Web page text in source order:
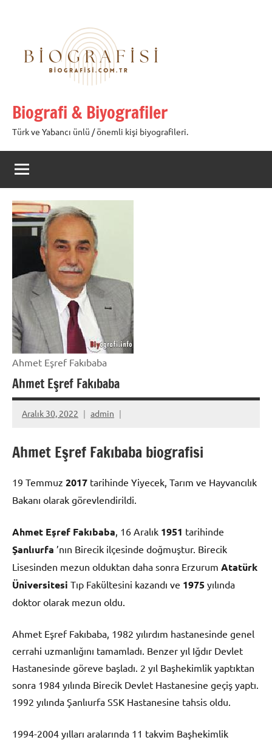
Biografi & Biyografiler
Türk ve Yabancı ünlü / önemli kişi biyografileri.
Ahmet Eşref Fakıbaba
Ahmet Eşref Fakıbaba
Aralık 30, 2022 admin
Ahmet Eşref Fakıbaba biografisi
19 Temmuz 2017 tarihinde Yiyecek, Tarım ve Hayvancılık
Bakanı olarak görevlendirildi.
Ahmet Eşref Fakıbaba , 16 Aralık 1951 tarihinde
Şanlıurfa ’nın Birecik ilçesinde doğmuştur. Birecik
Lisesinden mezun olduktan daha sonra Erzurum Atatürk
Üniversitesi Tıp Fakültesini kazandı ve 1975 yılında
doktor olarak mezun oldu.
Ahmet Eşref Fakıbaba, 1982 yılırdım hastanesinde genel
cerrahi uzmanlığını tamamladı. Benzer yıl Iğdır Devlet
Hastanesinde göreve başladı. 2 yıl Başhekimlik yaptıktan
sonra 1984 yılında Birecik Devlet Hastanesine geçiş yaptı.
1992 yılında Şanlıurfa SSK Hastanesine tahsis oldu.
1994-2004 yılları aralarında 11 takvim Başhekimlik